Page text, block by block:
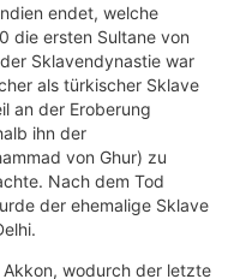
endet, welche
die ersten Sultane von
Sklavendynastie war
als türkischer Sklave
an der Eroberung
ihn der
von Ghur) zu
Nach dem Tod
der ehemalige Sklave
wodurch der letzte